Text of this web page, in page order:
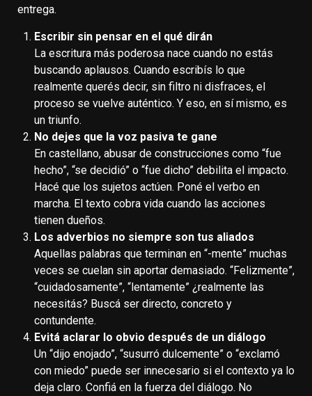
entrega.
Escribir sin pensar en el qué dirán
La escritura más poderosa nace cuando no estás
buscando aplausos. Cuando escribís lo que
realmente querés decir, sin filtro ni disfraces, el
proceso se vuelve auténtico. Y eso, en sí mismo, es
un triunfo.
No dejes que la voz pasiva te gane
En castellano, abusar de construcciones como “fue
hecho”, “se decidió” o “fue dicho” debilita el impacto.
Hacé que los sujetos actúen. Poné el verbo en
marcha. El texto cobra vida cuando las acciones
tienen dueños.
Los adverbios no siempre son tus aliados
Aquellas palabras que terminan en “-mente” muchas
veces se cuelan sin aportar demasiado. “Felizmente”,
“cuidadosamente”, “lentamente” ¿realmente las
necesitás? Buscá ser directo, concreto y
contundente.
Evitá aclarar lo obvio después de un diálogo
Un “dijo enojado”, “susurró dulcemente” o “exclamó
con miedo” puede ser innecesario si el contexto ya lo
deja claro. Confiá en la fuerza del diálogo. No